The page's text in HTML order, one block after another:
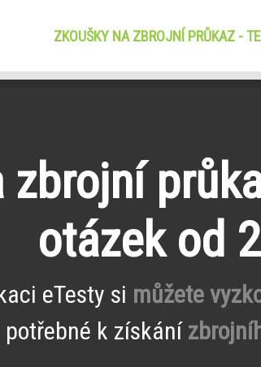
ZKOUŠKY NA ZBROJNÍ PRŮKAZ -
zbrojní
otázek od
eTesty si můžete
potřebné k získání